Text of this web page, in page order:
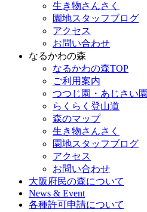
生き物さんさく
園地スタッフブログ
アクセス
お問い合わせ
なるかわの森
なるかわの森TOP
ご利用案内
つつじ園・あじさい園
らくらく登山道
森のマップ
生き物さんさく
園地スタッフブログ
アクセス
お問い合わせ
大阪府民の森について
News & Event
各種許可申請について